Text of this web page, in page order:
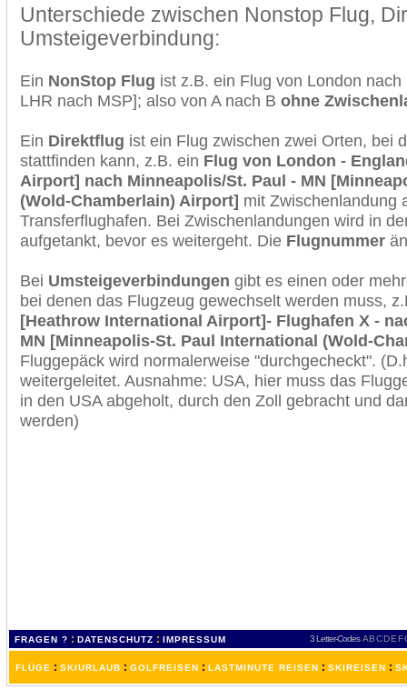
Unterschiede zwischen Nonstop Flug,
Umsteigeverbindung:
Ein NonStop Flug ist z.B. ein Flug von London
LHR nach MSP]; also von A nach B ohne
Ein Direktflug ist ein Flug zwischen zwei Orten, bei
stattfinden kann, z.B. ein Flug von London -
Airport] nach Minneapolis/St. Paul - MN
(Wold-Chamberlain) Airport] mit Zwischenlandung
Transferflughafen. Bei Zwischenlandungen wird in
aufgetankt, bevor es weitergeht. Die Flugnummer
Bei Umsteigeverbindungen gibt es einen oder
bei denen das Flugzeug gewechselt werden muss,
[Heathrow International Airport]- Flughafen X -
MN [Minneapolis-St. Paul International (Wold-
Fluggepäck wird normalerweise "durchgecheckt".
weitergeleitet. Ausnahme: USA, hier muss das
in den USA abgeholt, durch den Zoll gebracht und
werden)
FRAGEN ? : DATENSCHUTZ : IMPRESSUM 3 Letter-Codes ABCDEF
FLÜGE : SKIURLAUB : GOLFREISEN : LASTMINUTE REISEN : SKIREISEN :